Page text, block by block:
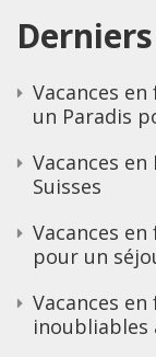
Vacances
un Paradis
Vacances
Suisses
Vacances
pour un
Vacances